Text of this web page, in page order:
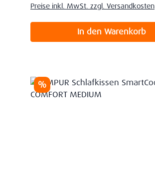
Preise inkl. MwSt. zzgl. Versandkosten
In den Warenkorb
Rabatt
%